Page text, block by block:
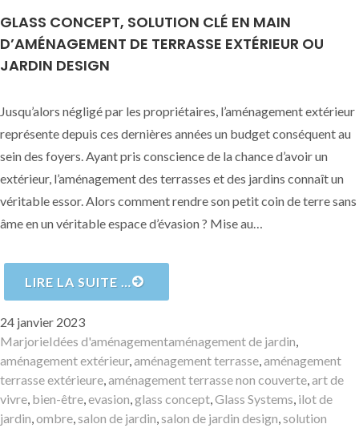
GLASS CONCEPT, SOLUTION CLÉ EN MAIN
D’AMÉNAGEMENT DE TERRASSE EXTÉRIEUR OU
JARDIN DESIGN
Jusqu’alors négligé par les propriétaires, l’aménagement extérieur
représente depuis ces dernières années un budget conséquent au
sein des foyers. Ayant pris conscience de la chance d’avoir un
extérieur, l’aménagement des terrasses et des jardins connaît un
véritable essor. Alors comment rendre son petit coin de terre sans
âme en un véritable espace d’évasion ? Mise au…
LIRE LA SUITE …
Publié
le
24 janvier 2023
Auteur
MarjorieCatégories
Idées d'aménagementMots-
clés
aménagement de jardin
aménagement extérieur, aménagement terrasse aménagement
terrasse extérieure aménagement terrasse non couverte art de
vivre bien-être evasion glass concept Glass Systems ilot de
jardin ombre salon de jardin salon de jardin design solution